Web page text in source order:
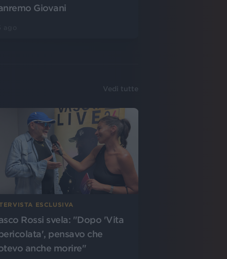
Giovani
Vedi tutte
ESCLUSIVA
Rossi svela: "Dopo 'Vita
pensavo che
anche morire"